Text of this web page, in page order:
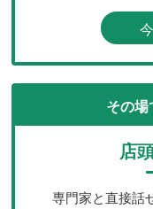
その
店
専門家と直接話